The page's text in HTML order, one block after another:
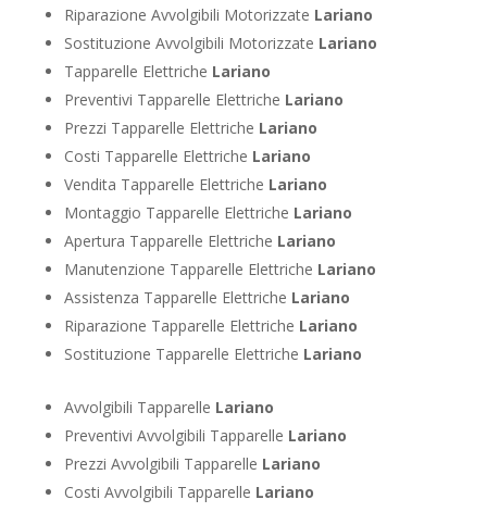
Riparazione Avvolgibili Motorizzate Lariano
Sostituzione Avvolgibili Motorizzate Lariano
Tapparelle Elettriche Lariano
Preventivi Tapparelle Elettriche Lariano
Prezzi Tapparelle Elettriche Lariano
Costi Tapparelle Elettriche Lariano
Vendita Tapparelle Elettriche Lariano
Montaggio Tapparelle Elettriche Lariano
Apertura Tapparelle Elettriche Lariano
Manutenzione Tapparelle Elettriche Lariano
Assistenza Tapparelle Elettriche Lariano
Riparazione Tapparelle Elettriche Lariano
Sostituzione Tapparelle Elettriche Lariano
Avvolgibili Tapparelle Lariano
Preventivi Avvolgibili Tapparelle Lariano
Prezzi Avvolgibili Tapparelle Lariano
Costi Avvolgibili Tapparelle Lariano